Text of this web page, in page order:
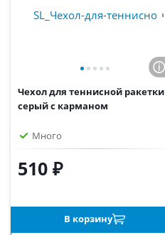
Чехол для теннисной ракетки
серый с карманом
Много
510 ₽
В корзину